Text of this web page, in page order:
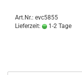
Art.Nr.: evc5855
Lieferzeit:
1-2 Tage